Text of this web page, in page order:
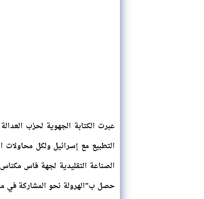
عبرت الكتابة الجهوية لحزب
التطبيع مع إسرائيل ولكل محاولات
الصناعة التقليدية لجهة فاس
حصل ب”الهرولة نحو المشاركة في